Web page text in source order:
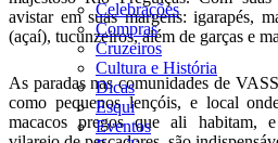
Celebrações
Compras
Cruzeiros
Cultura e História
Dicas
Esqui
Eventos
avistar em suas margens: igarapés,
(açaí), tucunzeiros, além de garças e
As paradas nas comunidades de
como pequenos lençóis, e local
macacos pregos que ali habitam,